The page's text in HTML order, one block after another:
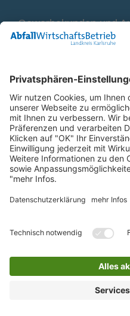
Gewerbekunden und
Container
E-Mail
Bleiben Sie in
Facebook Landkreis
Instagram Landkreis
Startseite Impressum
Barriere melden